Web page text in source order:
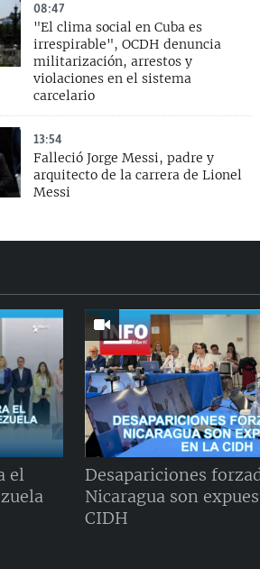
08:47
"El clima social en Cuba es
irrespirable", OCDH denuncia
militarización, arrestos y
violaciones en el sistema
carcelario
13:54
Falleció Jorge Messi, padre y
arquitecto de la carrera de Lionel
Messi
el
Desapariciones
Nicaragua son
CIDH